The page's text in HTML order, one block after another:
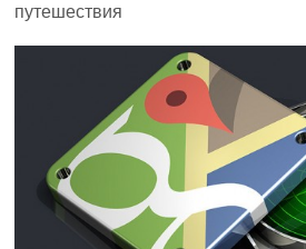
путешествия